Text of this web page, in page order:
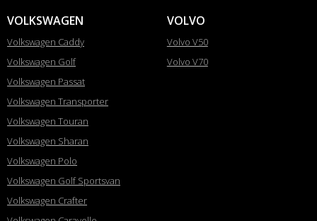
VOLKSWAGEN
Volkswagen Caddy
Volkswagen Golf
Volkswagen Passat
Volkswagen Transporter
Volkswagen Touran
Volkswagen Sharan
Volkswagen Polo
Volkswagen Golf Sportsvan
Volkswagen Crafter
VOLVO
Volvo V50
Volvo V70